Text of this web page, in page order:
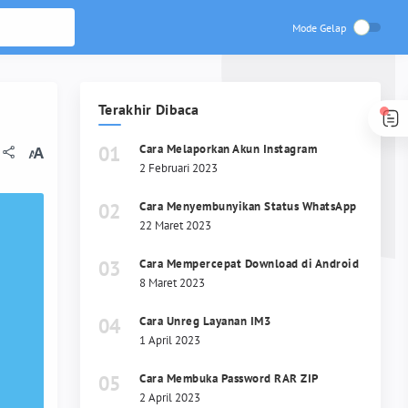
Terakhir Dibaca
Cara Melaporkan Akun Instagram
2 Februari 2023
Cara Menyembunyikan Status WhatsApp
22 Maret 2023
Cara Mempercepat Download di Android
8 Maret 2023
Cara Unreg Layanan IM3
1 April 2023
Cara Membuka Password RAR ZIP
2 April 2023